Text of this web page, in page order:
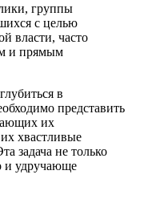
группы
с целью
власти, часто
и прямым
в
представить
их
хвастливые
задача не только
и удручающе